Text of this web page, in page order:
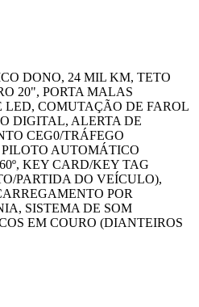
DONO, 24 MIL KM, TETO
20", PORTA MALAS
COMUTAÇÃO DE FAROL
DIGITAL, ALERTA DE
CEG0/TRÁFEGO
AUTOMÁTICO
KEY CARD/KEY TAG
PARTIDA DO VEÍCULO),
POR
SISTEMA DE SOM
EM COURO (DIANTEIROS